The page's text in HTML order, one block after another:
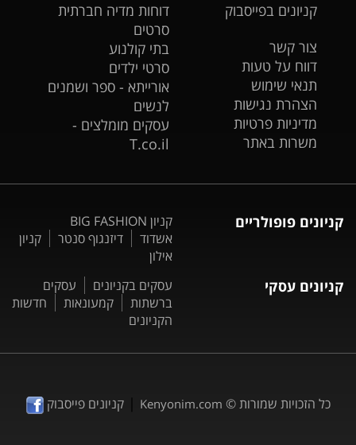
קניונים בפייסבוק
צור קשר
דווח על טעות
תנאי שימוש
הצהרת נגישות
מדיניות פרטיות
משרות באתר
דוחות מדיה חברתית
סרטים
בתי קולנוע
סרטי ילדים
אורייתא - ספר ושמנים
לנשים
עסקים מומלצים -
T.co.il
קניונים פופולריים
קניון BIG FASHION
אשדוד
דיזנגוף סנטר
קניון
אילון
קניונים עסקי עסקים בקניונים
עסקים
ברשתות
קמעונאות
חדשות
הקניונים
כל הזכויות שמורות © Kenyonim.com
|קניונים פייסבוק